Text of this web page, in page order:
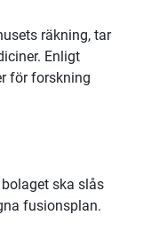
räkning, tar
Enligt
för forskning
ska slås
fusionsplan.